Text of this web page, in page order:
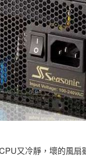
又冷靜，壞的風